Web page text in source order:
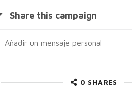
Share this campaign
0 SHARES